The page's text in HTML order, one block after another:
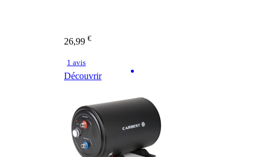
26,99 €
1 avis
Découvrir